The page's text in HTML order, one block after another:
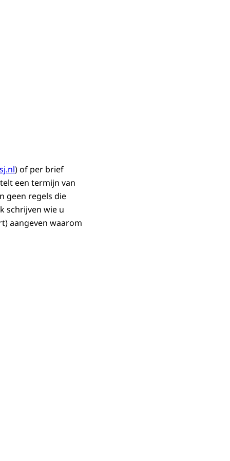
) of per brief
een termijn van
geen regels die
schrijven wie u
aangeven waarom